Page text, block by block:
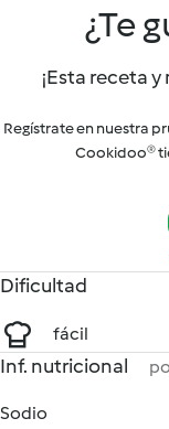
¿Te
¡Esta receta
Regístrate en nuestra
Cookidoo®
Dificultad
fácil
Inf. nutricional
Sodio